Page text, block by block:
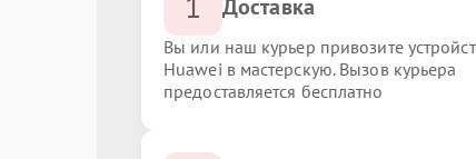
Доставка
Вы или наш курьер привозите
Huawei в мастерскую. Вызов курьера
предоставляется бесплатно